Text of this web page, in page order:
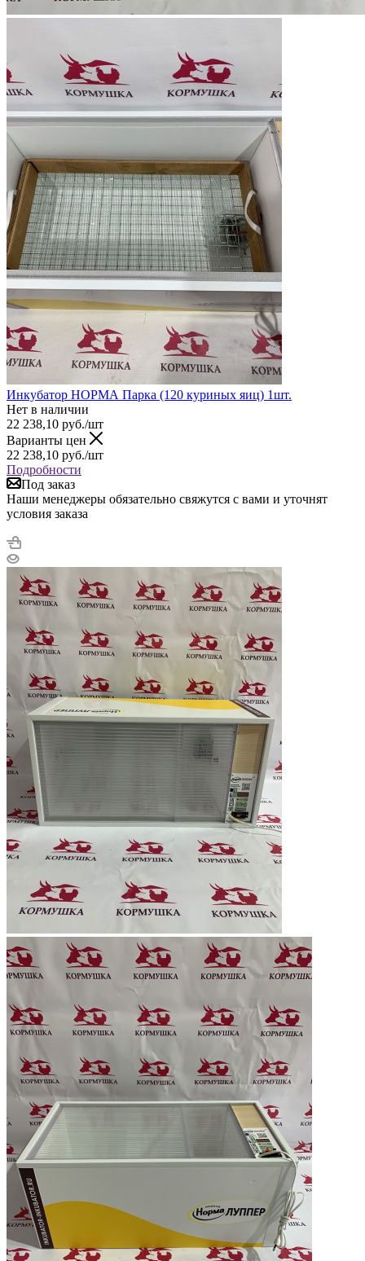
Инкубатор НОРМА Парка (120 куриных яиц) 1шт.
Нет в наличии
22 238,10 руб./шт
Варианты цен
22 238,10 руб./шт
Подробности
Под заказ
Наши менеджеры обязательно свяжутся с вами и уточнят
условия заказа